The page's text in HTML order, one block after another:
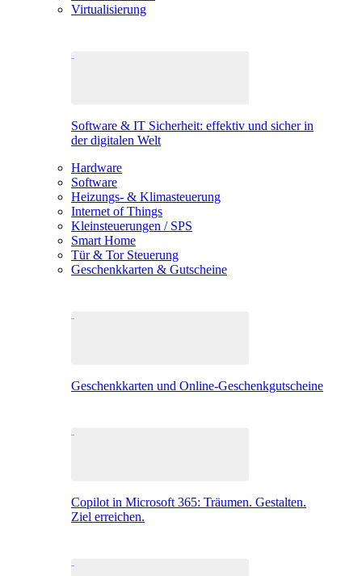
Virtualisierung
Software & IT Sicherheit: effektiv und sicher in
der digitalen Welt
Hardware
Software
Heizungs- & Klimasteuerung
Internet of Things
Kleinsteuerungen / SPS
Smart Home
Tür & Tor Steuerung
Geschenkkarten & Gutscheine
Geschenkkarten und Online-Geschenkgutscheine
Copilot in Microsoft 365: Träumen. Gestalten.
Ziel erreichen.